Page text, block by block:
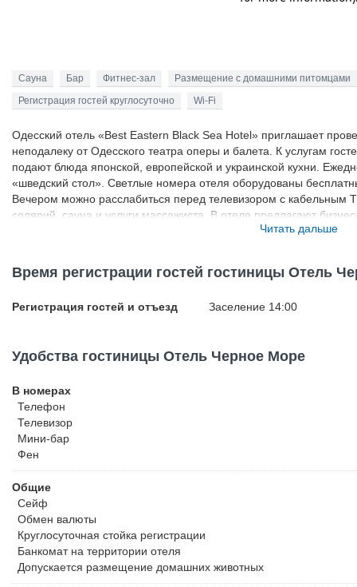
Сауна Бар Фитнес-зал
Размещение с домашними питомцами
Регистрация гостей круглосуточно
Wi-Fi
Одесский отель «Best Eastern Black Sea Hotel» приглашает
неподалеку от Одесского театра оперы и балета. К услугам
подают блюда японской, европейской и украинской кухни.
«шведский стол». Светлые номера отеля оборудованы
Вечером можно расслабиться перед телевизором с кабельным
солярий, сауна и услуги массажиста. В отеле предлагают
Читать дальше
Время регистрации гостей гостиницы Отель
Регистрация гостей и отъезд Заселение 14:00
Удобства гостиницы Отель Черное Море
В номерах
Телефон
Телевизор
Мини-бар
Фен
Общие
Сейф
Обмен валюты
Круглосуточная стойка регистрации
Банкомат на территории отеля
Допускается размещение домашних животных